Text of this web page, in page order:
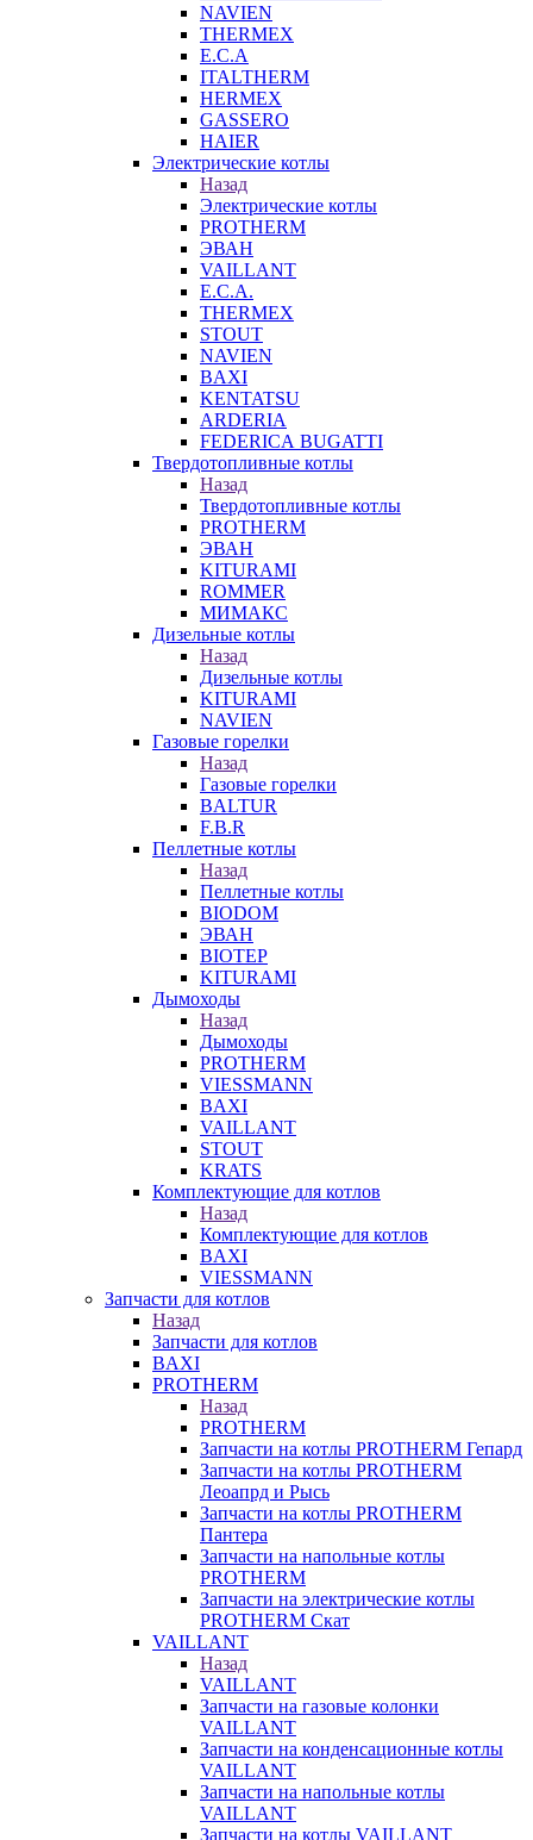
NAVIEN
THERMEX
E.C.A
ITALTHERM
HERMEX
GASSERO
HAIER
Электрические котлы
Назад
Электрические котлы
PROTHERM
ЭВАН
VAILLANT
E.C.A.
THERMEX
STOUT
NAVIEN
BAXI
KENTATSU
ARDERIA
FEDERICА BUGATTI
Твердотопливные котлы
Назад
Твердотопливные котлы
PROTHERM
ЭВАН
KITURAMI
ROMMER
МИМАКС
Дизельные котлы
Назад
Дизельные котлы
KITURAMI
NAVIEN
Газовые горелки
Назад
Газовые горелки
BALTUR
F.B.R
Пеллетные котлы
Назад
Пеллетные котлы
BIODOM
ЭВАН
BIOTEP
KITURAMI
Дымоходы
Назад
Дымоходы
PROTHERM
VIESSMANN
BAXI
VAILLANT
STOUT
KRATS
Комплектующие для котлов
Назад
Комплектующие для котлов
BAXI
VIESSMANN
Запчасти для котлов
Назад
Запчасти для котлов
BAXI
PROTHERM
Назад
PROTHERM
Запчасти на котлы PROTHERM Гепард
Запчасти на котлы PROTHERM
Леоапрд и Рысь
Запчасти на котлы PROTHERM
Пантера
Запчасти на напольные котлы
PROTHERM
Запчасти на электрические котлы
PROTHERM Скат
VAILLANT
Назад
VAILLANT
Запчасти на газовые колонки
VAILLANT
Запчасти на конденсационные котлы
VAILLANT
Запчасти на напольные котлы
VAILLANT
Запчасти на котлы VAILLANT